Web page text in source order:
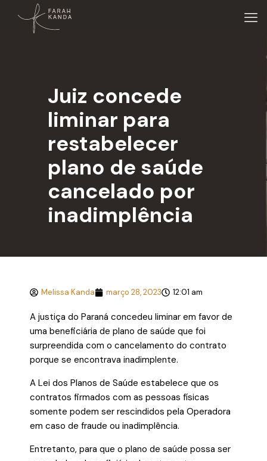
Juiz concede
liminar para
restabelecer
plano de saúde
cancelado por
inadimplência
Melissa Kanda março 28, 2023 12:01 am
A justiça do Paraná concedeu liminar em favor de
uma beneficiária de plano de saúde que foi
surpreendida com o cancelamento do contrato
porque se encontrava inadimplente.
A Lei dos Planos de Saúde estabelece que os
contratos firmados com as pessoas físicas
somente podem ser rescindidos pela Operadora
em caso de fraude ou inadimplência.
Entretanto, para que o plano de saúde possa ser